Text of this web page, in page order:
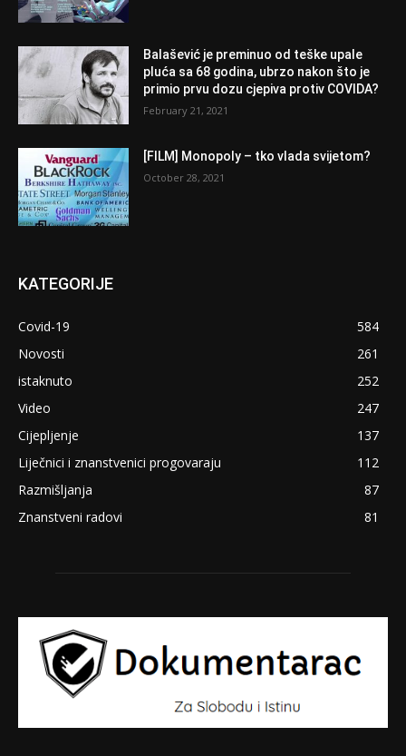
Balašević je preminuo od teške upale
pluća sa 68 godina, ubrzo nakon što je
primio prvu dozu cjepiva protiv COVIDA?
February 21, 2021
[FILM] Monopoly – tko vlada svijetom?
October 28, 2021
KATEGORIJE
Covid-19
584
Novosti
261
istaknuto
252
Video
247
Cijepljenje
137
Liječnici i znanstvenici progovaraju
112
Razmišljanja
87
Znanstveni radovi
81